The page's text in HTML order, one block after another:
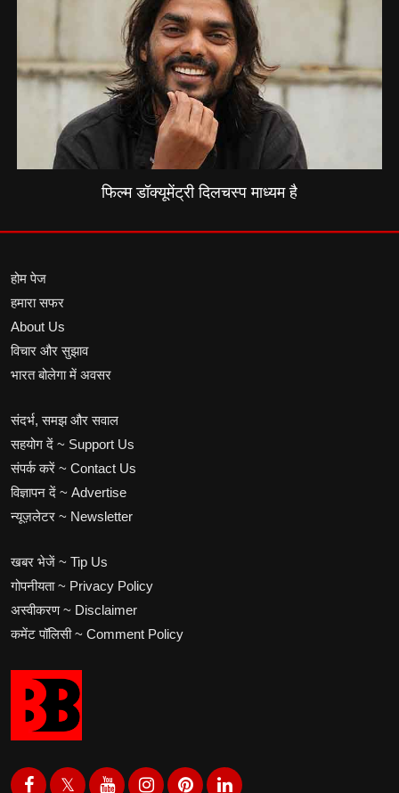
फिल्म डॉक्यूमेंट्री दिलचस्प माध्यम है
होम पेज
हमारा सफर
About Us
विचार और सुझाव
भारत बोलेगा में अवसर
संदर्भ, समझ और सवाल
सहयोग दें ~ Support Us
संपर्क करें ~ Contact Us
विज्ञापन दें ~ Advertise
न्यूज़लेटर ~ Newsletter
खबर भेजें ~ Tip Us
गोपनीयता ~ Privacy Policy
अस्वीकरण ~ Disclaimer
कमेंट पॉलिसी ~ Comment Policy